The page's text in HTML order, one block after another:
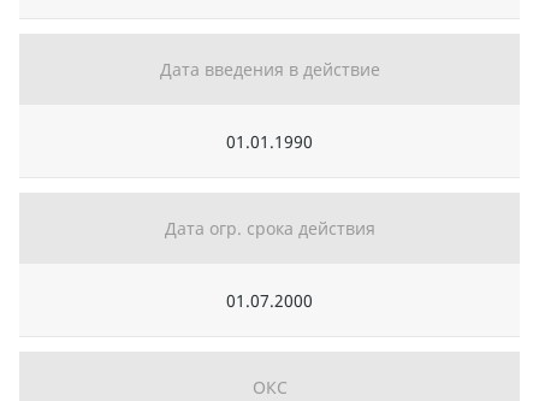
Дата введения в действие
01.01.1990
Дата огр. срока действия
01.07.2000
ОКС